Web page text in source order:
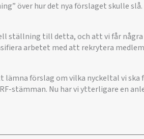
över hur det nya förslaget skulle
till detta, och att vi får några
arbetet med att rekrytera
förslag om vilka nyckeltal vi ska
stämman. Nu har vi ytterligare en